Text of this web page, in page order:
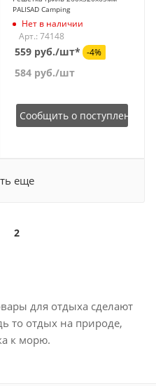
PALISAD Camping
Нет в наличии
Арт.: 74148
559 руб./шт* -4%
584руб./шт
Сообщить о поступлении
еще
2
для отдыха сделают
то отдых на природе,
к морю.